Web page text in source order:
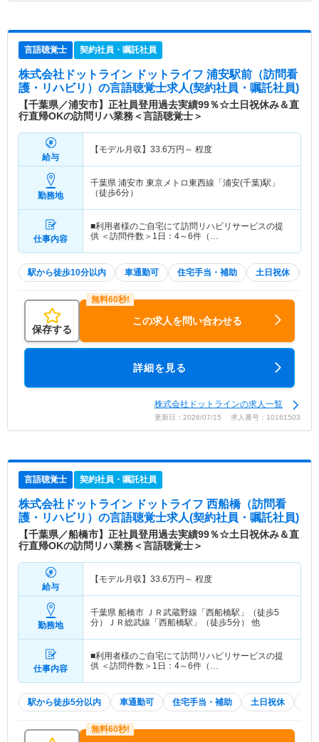
言語聴覚士 契約社員・嘱託社員
株式会社ドットライン ドットライフ 浦安駅前（訪問看
護・リハビリ） の言語聴覚士求人(契約社員・嘱託社員)
【千葉県／浦安市】正社員登用過去実績99％☆土日祝休み＆直
行直帰OKの訪問リハ業務＜言語聴覚士＞
給与
【モデル月収】 33.6万円～ 程度
勤務地
千葉県 浦安市 東京メトロ東西線「浦安(千葉)駅」
（徒歩6分）
仕事内容
■利用者様のご自宅にて訪問リハビリサービスの提
供 ＜訪問件数＞1日：4～6件（…
駅から徒歩10分以内 車通勤可 住宅手当・補助 土日祝休
保存する
この求人を問い合わせる
詳細を見る
株式会社ドットラインの求人一覧
更新日：2026/07/15 求人番号：10161503
言語聴覚士 契約社員・嘱託社員
株式会社ドットライン ドットライフ 西船橋（訪問看
護・リハビリ） の言語聴覚士求人(契約社員・嘱託社員)
【千葉県／船橋市】正社員登用過去実績99％☆土日祝休み＆直
行直帰OKの訪問リハ業務＜言語聴覚士＞
給与
【モデル月収】 33.6万円～ 程度
勤務地
千葉県 船橋市 ＪＲ武蔵野線「西船橋駅」（徒歩5
分）ＪＲ総武線「西船橋駅」（徒歩5分） 他
仕事内容
■利用者様のご自宅にて訪問リハビリサービスの提
供 ＜訪問件数＞1日：4～6件（…
駅から徒歩5分以内 車通勤可 住宅手当・補助 土日祝休